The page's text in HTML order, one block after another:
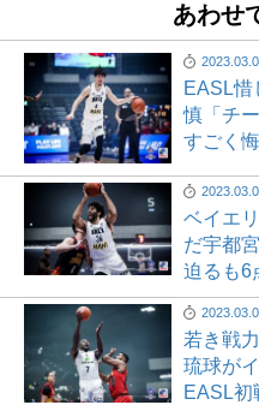
あわせ
EASL惜
慎「チ
すごく悔
ベイエ
だ宇都
迫るも6
若き戦
琉球が
EASL初